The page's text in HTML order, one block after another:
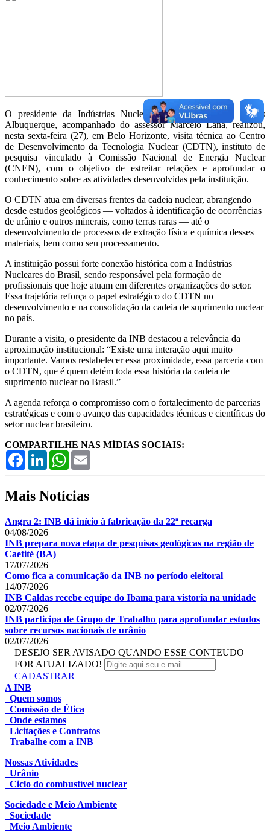
O presidente da Indústrias Nucleares do Brasil (INB), Tomás
Albuquerque, acompanhado do assessor Marcelo Lana, realizou,
nesta sexta-feira (27), em Belo Horizonte, visita técnica ao Centro
de Desenvolvimento da Tecnologia Nuclear (CDTN), instituto de
pesquisa vinculado à Comissão Nacional de Energia Nuclear
(CNEN), com o objetivo de estreitar relações e aprofundar o
conhecimento sobre as atividades desenvolvidas pela instituição.
O CDTN atua em diversas frentes da cadeia nuclear, abrangendo
desde estudos geológicos — voltados à identificação de ocorrências
de urânio e outros minerais, como terras raras — até o
desenvolvimento de processos de extração física e química desses
materiais, bem como seu processamento.
A instituição possui forte conexão histórica com a Indústrias
Nucleares do Brasil, sendo responsável pela formação de
profissionais que hoje atuam em diferentes organizações do setor.
Essa trajetória reforça o papel estratégico do CDTN no
desenvolvimento e na consolidação da cadeia de suprimento nuclear
no país.
Durante a visita, o presidente da INB destacou a relevância da
aproximação institucional: “Existe uma interação aqui muito
importante. Vamos restabelecer essa proximidade, essa parceria com
o CDTN, que é quem detém toda essa história da cadeia de
suprimento nuclear no Brasil.”
A agenda reforça o compromisso com o fortalecimento de parcerias
estratégicas e com o avanço das capacidades técnicas e científicas do
setor nuclear brasileiro.
COMPARTILHE NAS MÍDIAS SOCIAIS:
FacebookLinkedInWhatsApp
Mais Notícias
Angra 2: INB dá início à fabricação da 22ª recarga
04/08/2026
INB prepara nova etapa de pesquisas geológicas na região de
Caetité (BA)
17/07/2026
Como fica a comunicação da INB no período eleitoral
14/07/2026
INB Caldas recebe equipe do Ibama para vistoria na unidade
02/07/2026
INB participa de Grupo de Trabalho para aprofundar estudos
sobre recursos nacionais de urânio
02/07/2026
DESEJO SER AVISADO QUANDO ESSE CONTEUDO
FOR ATUALIZADO!
CADASTRAR
A INB
Quem somos
Comissão de Ética
Onde estamos
Licitações e Contratos
Trabalhe com a INB
Nossas Atividades
Urânio
Ciclo do combustível nuclear
Sociedade e Meio Ambiente
Sociedade
Meio Ambiente